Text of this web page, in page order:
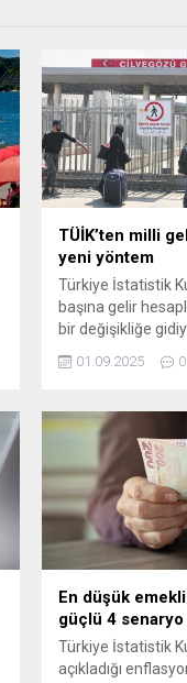
TÜİK’ten milli
yeni yöntem
Türkiye İstatistik
başına gelir
bir değişikliğe
nüfusa eklenerek
yansıtılacak.
01.09.2025 0
En düşük
güçlü 4 senaryo
Türkiye İstatistik
açıkladığı